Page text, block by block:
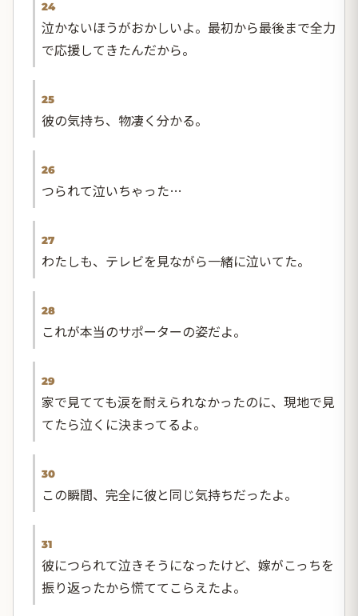
24
泣かないほうがおかしいよ。最初から最後まで全力
で応援してきたんだから。
25
彼の気持ち、物凄く分かる。
26
つられて泣いちゃった…
27
わたしも、テレビを見ながら一緒に泣いてた。
28
これが本当のサポーターの姿だよ。
29
家で見てても涙を耐えられなかったのに、現地で見
てたら泣くに決まってるよ。
30
この瞬間、完全に彼と同じ気持ちだったよ。
31
彼につられて泣きそうになったけど、嫁がこっちを
振り返ったから慌ててこらえたよ。